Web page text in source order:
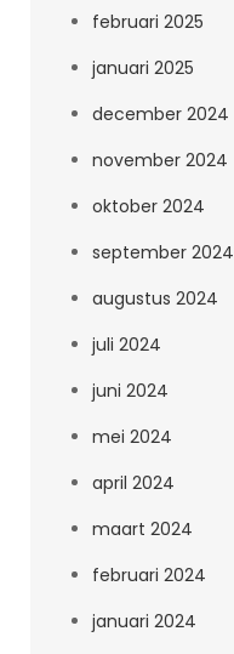
februari 2025
januari 2025
december 2024
november 2024
oktober 2024
september 2024
augustus 2024
juli 2024
juni 2024
mei 2024
april 2024
maart 2024
februari 2024
januari 2024